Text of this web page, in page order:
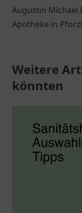
Augustin Michael
Apotheke in
Weitere
könnten